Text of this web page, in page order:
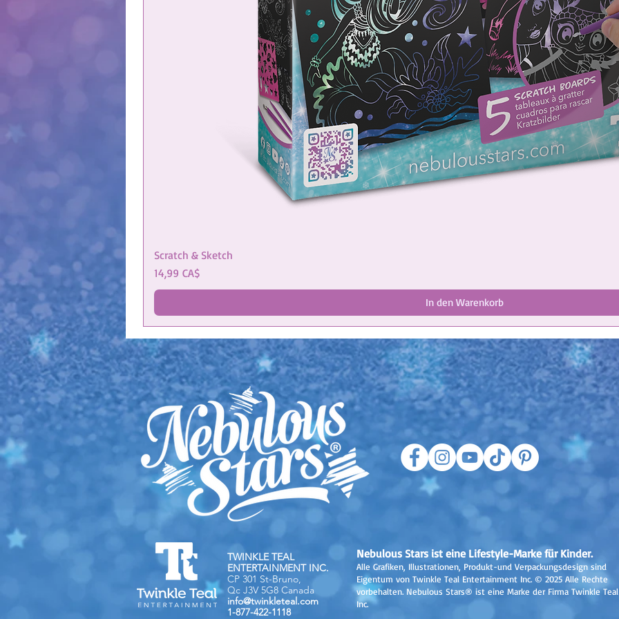
Scratch & Sketch
Preis
14,99 CA$
In den Warenkorb
TWINKLE TEAL
ENTERTAINMENT INC.
CP 301 St-Bruno,
Qc J3V 5G8 Canada
info@twinkleteal.com
1-877-422-1118
Nebulous Stars ist eine Lifestyle-Marke für Kinder.
Alle Grafiken, Illustrationen, Produkt-und Verpackungsdesign sind
Eigentum von Twinkle Teal Entertainment Inc. © 2025 Alle Rechte
vorbehalten. Nebulous Stars® ist eine Marke der Firma Twinkle Teal
Inc.